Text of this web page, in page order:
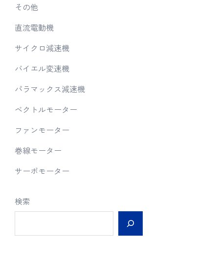
その他
直流電動機
サイクロ減速機
バイエル変速機
パラマックス減速機
ベクトルモーター
ファンモーター
巻線モーター
サーボモーター
検索